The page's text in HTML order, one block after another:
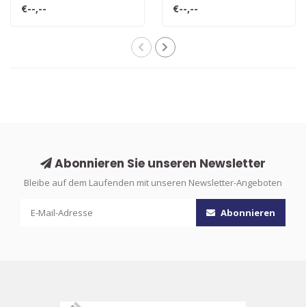
€--,-- €--,--
Abonnieren Sie unseren Newsletter
Bleibe auf dem Laufenden mit unseren Newsletter-Angeboten
Abonnieren